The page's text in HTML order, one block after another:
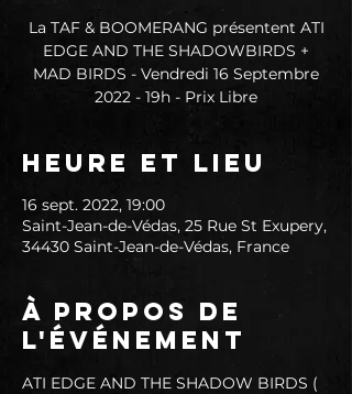
La TAF & BOOMERANG présentent ATI
EDGE AND THE SHADOWBIRDS +
MAD BIRDS - Vendredi 16 Septembre
2022 - 19h - Prix Libre
Heure et lieu
16 sept. 2022, 19:00
Saint-Jean-de-Védas, 25 Rue St Exupery,
34430 Saint-Jean-de-Védas, France
À propos de
l'événement
ATI EDGE AND THE SHADOW BIRDS (